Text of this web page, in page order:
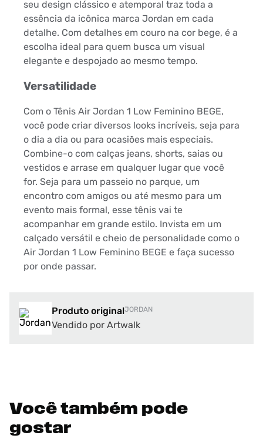
seu design clássico e atemporal traz toda a
essência da icônica marca Jordan em cada
detalhe. Com detalhes em couro na cor bege, é a
escolha ideal para quem busca um visual
elegante e despojado ao mesmo tempo.
Versatilidade
Com o Tênis Air Jordan 1 Low Feminino BEGE,
você pode criar diversos looks incríveis, seja para
o dia a dia ou para ocasiões mais especiais.
Combine-o com calças jeans, shorts, saias ou
vestidos e arrase em qualquer lugar que você
for. Seja para um passeio no parque, um
encontro com amigos ou até mesmo para um
evento mais formal, esse tênis vai te
acompanhar em grande estilo. Invista em um
calçado versátil e cheio de personalidade como o
Air Jordan 1 Low Feminino BEGE e faça sucesso
por onde passar.
Produto originalJORDAN
Vendido por Artwalk
Você também pode
gostar